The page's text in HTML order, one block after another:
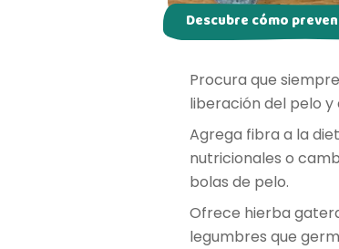
Descubre cómo
Procura que
liberación del pelo
Agrega fibra a la
nutricionales o
bolas de pelo.
Ofrece hierba
legumbres que